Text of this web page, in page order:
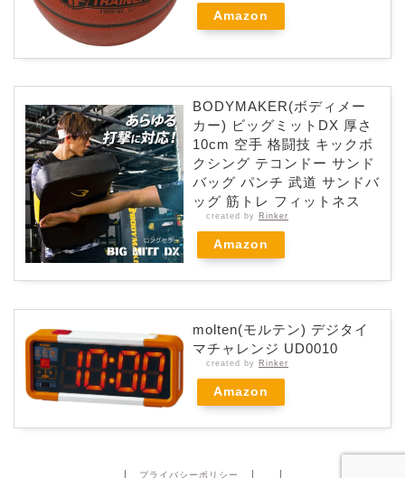
Amazon
BODYMAKER(ボディメー
カー) ビッグミットDX 厚さ
10cm 空手 格闘技 キックボ
クシング テコンドー サンド
バッグ パンチ 武道 サンドバ
ッグ 筋トレ フィットネス
created by Rinker
Amazon
molten(モルテン) デジタイ
マチャレンジ UD0010
created by Rinker
Amazon
プライバシーポリシー